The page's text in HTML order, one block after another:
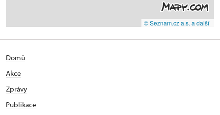
© Seznam.cz a.s. a další
Domů
Akce
Zprávy
Publikace